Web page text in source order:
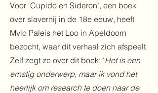
Voor ‘Cupido en Sideron’, een boek
over slavernij in de 18e eeuw, heeft
Mylo Paleis het Loo in Apeldoorn
bezocht, waar dit verhaal zich afspeelt.
Zelf zegt ze over dit boek: ‘Het is een
ernstig onderwerp, maar ik vond het
heerlijk om research te doen naar de